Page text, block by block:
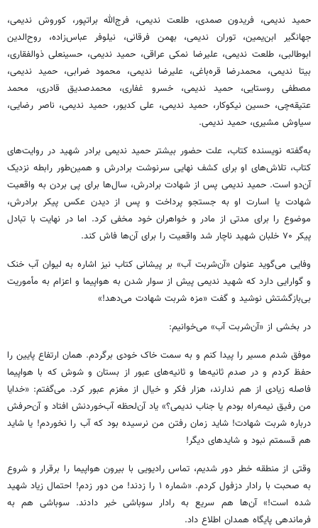
حمید ندیمی، فریدون صمدی، طلعت ندیمی، فرج‌الله براتپور، کوروش ندیمی،
جهانگیر ابن‌یمین، توران ندیمی، بهمن فرقانی، نیلوفر عباس‌زاده، روح‌الدین
ابوطالبی، طلعت ندیمی، علیرضا نمکی عراقی، حمید ندیمی، حسینعلی ذوالفقاری،
بیتا ندیمی، محمدرضا قره‌باغی، علیرضا ندیمی، محمود ضرابی، حمید ندیمی،
مصطفی روستایی، حمید ندیمی، خسرو غفاری، محمدصدیق قادری، محمد
عتیقه‌چی، حسین نیکوکار، حمید ندیمی، علی کدیور، حمید ندیمی، ناصر رضایی،
سیاوش مشیری، حمید ندیمی.
به‌گفته نویسنده کتاب، علت حضور بیشتر حمید ندیمی برادر شهید در روایت‌های
کتاب، تلاش‌های او برای کشف نهایی سرنوشت برادرش و همین‌طور رابطه نزدیک
آن‌دو است. حمید ندیمی پس از شهادت برادرش، سال‌ها برای پی بردن به واقعیت
شهادت یا اسارت او به جستجو پرداخت و پس از دیدن عکس پیکر برادرش،
موضوع را برای مدتی از مادر و خواهران خود مخفی کرد. اما در نهایت با تبادل
پیکر ۷۰ خلبان شهید ناچار شد واقعیت را برای آن‌ها فاش کند.
وفایی می‌گوید عنوان «آن‌شربت آب» بر پیشانی کتاب نیز اشاره به لیوان آب خنک
و گوارایی دارد که شهید ندیمی پیش از سوار شدن به هواپیما و اعزام به مأموریت
بی‌بازگشتش نوشید و گفت «مزه شربت شهادت می‌دهد!»
در بخشی از «آن‌شربت آب» می‌خوانیم:
موفق شدم مسیر را پیدا کنم و به سمت خاک خودی برگردم. همان ارتفاع پایین را
حفظ کردم و در صدم ثانیه‌ها و ثانیه‌های عبور از بستان و شوش که با هواپیما
فاصله زیادی از هم ندارند، هزار فکر و خیال از مغزم عبور کرد. می‌گفتم: «خدایا
من رفیق نیمه‌راه بودم یا جناب ندیمی؟» یاد آن‌لحظه آب‌خوردنش افتاد و آن‌حرفش
درباره شربت شهادت! شاید زمان رفتن من نرسیده بود که آب را نخوردم! یا شاید
هم قسمتم نبود و شایدهای دیگر!
وقتی از منطقه خطر دور شدیم، تماس رادیویی با بیرون هواپیما را برقرار و شروع
به صحبت با رادار دزفول کردم. «شماره ۱ را زدند! من دور زدم! احتمال زیاد شهید
شده است!» آن‌ها هم سریع به رادار سوباشی خبر دادند. سوباشی هم به
فرماندهی پایگاه همدان اطلاع داد.